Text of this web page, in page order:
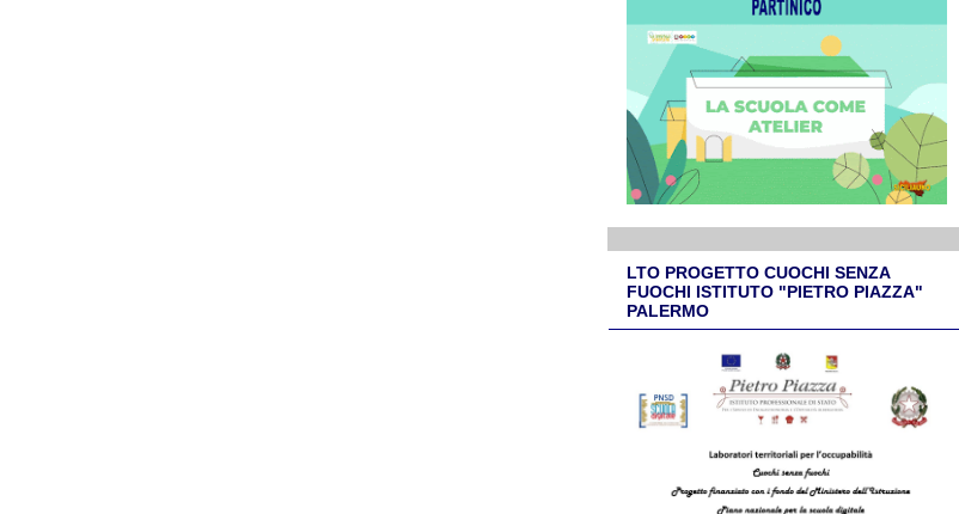
LTO PROGETTO CUOCHI SENZA
FUOCHI ISTITUTO "PIETRO PIAZZA"
PALERMO